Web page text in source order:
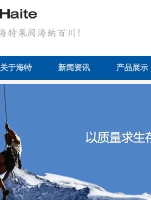
关于海特 新闻资讯 产品展示